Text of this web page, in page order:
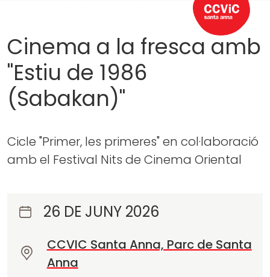
Cinema a la fresca amb
"Estiu de 1986
(Sabakan)"
Cicle "Primer, les primeres" en col·laboració
amb el Festival Nits de Cinema Oriental
26 DE JUNY 2026
O
CCVIC Santa Anna, Parc de Santa
Anna